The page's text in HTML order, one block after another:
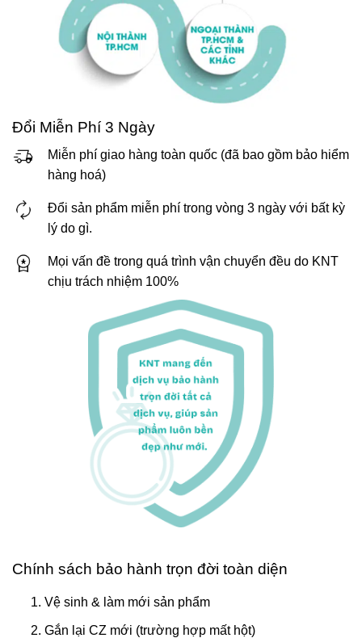
Đổi Miễn Phí 3 Ngày
Miễn phí giao hàng toàn quốc (đã bao gồm bảo hiểm
hàng hoá)
Đổi sản phẩm miễn phí trong vòng 3 ngày với bất kỳ
lý do gì.
Mọi vấn đề trong quá trình vận chuyển đều do KNT
chịu trách nhiệm 100%
Chính sách bảo hành trọn đời toàn diện
Vệ sinh & làm mới sản phẩm
Gắn lại CZ mới (trường hợp mất hột)